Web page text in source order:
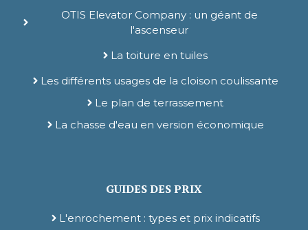
OTIS Elevator Company : un géant de
l'ascenseur
La toiture en tuiles
Les différents usages de la cloison coulissante
Le plan de terrassement
La chasse d'eau en version économique
GUIDES DES PRIX
L'enrochement : types et prix indicatifs